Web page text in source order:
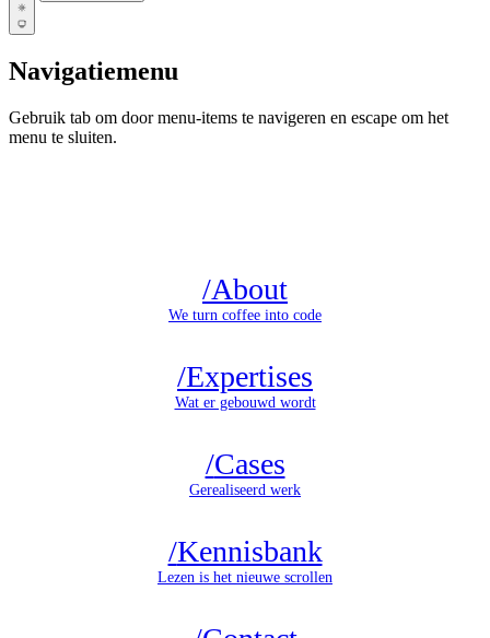
Navigatiemenu
Gebruik tab om door menu-items te navigeren en escape om het
menu te sluiten.
/About
We turn coffee into code
/Expertises
Wat er gebouwd wordt
/Cases
Gerealiseerd werk
/Kennisbank
Lezen is het nieuwe scrollen